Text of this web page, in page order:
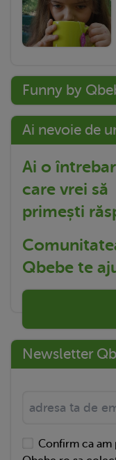
Funny by
Ai nevoie de
Ai o
care vrei să
primești
Qbebe te
Newsletter
Confirm ca am